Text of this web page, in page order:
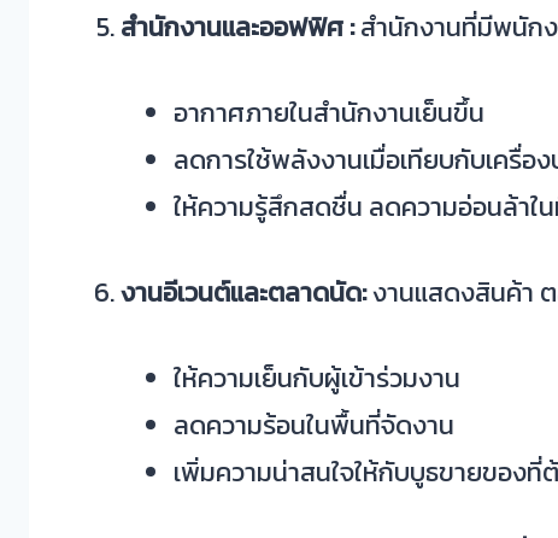
สำนักงานและออฟฟิศ :สำนักงานที่มีพนัก
อากาศภายในสำนักงานเย็นขึ้น
ลดการใช้พลังงานเมื่อเทียบกับเครื่อ
ให้ความรู้สึกสดชื่น ลดความอ่อนล้าใ
งานอีเวนต์และตลาดนัด:งานแสดงสินค้า
ให้ความเย็นกับผู้เข้าร่วมงาน
ลดความร้อนในพื้นที่จัดงาน
เพิ่มความน่าสนใจให้กับบูธขายของ